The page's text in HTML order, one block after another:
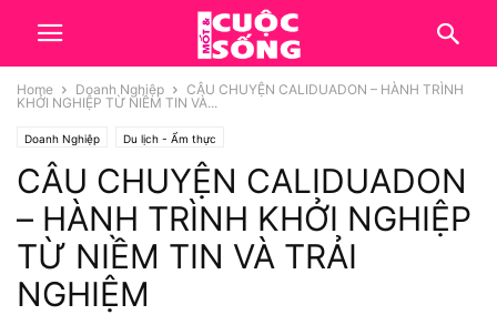
Home Doanh Nghiệp
CÂU CHUYỆN CALIDUADON – HÀNH TRÌNH
KHỞI NGHIỆP TỪ NIỀM TIN VÀ...
Doanh Nghiệp Du lịch - Ẩm thực
CÂU CHUYỆN CALIDUADON
– HÀNH TRÌNH KHỞI NGHIỆP
TỪ NIỀM TIN VÀ TRẢI
NGHIỆM